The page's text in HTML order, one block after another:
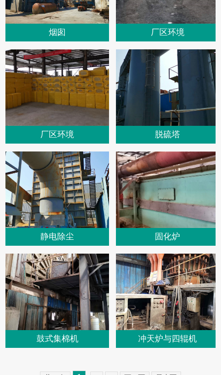
烟囱 厂区环境
厂区环境 脱硫塔
静电除尘 固化炉
鼓式集棉机 冲天炉与四辊机